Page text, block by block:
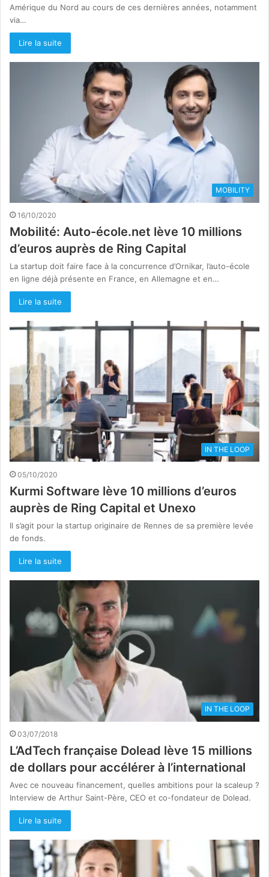
Amérique du Nord au cours de ces dernières années, notamment
via…
Lire la suite
MOBILITY
16/10/2020
Mobilité: Auto-école.net lève 10 millions
d’euros auprès de Ring Capital
La startup doit faire face à la concurrence d’Ornikar, l’auto-école
en ligne déjà présente en France, en Allemagne et en…
Lire la suite
IN THE LOOP
05/10/2020
Kurmi Software lève 10 millions d’euros
auprès de Ring Capital et Unexo
Il s’agit pour la startup originaire de Rennes de sa première levée
de fonds.
Lire la suite
IN THE LOOP
03/07/2018
L’AdTech française Dolead lève 15 millions
de dollars pour accélérer à l’international
Avec ce nouveau financement, quelles ambitions pour la scaleup ?
Interview de Arthur Saint-Père, CEO et co-fondateur de Dolead.
Lire la suite